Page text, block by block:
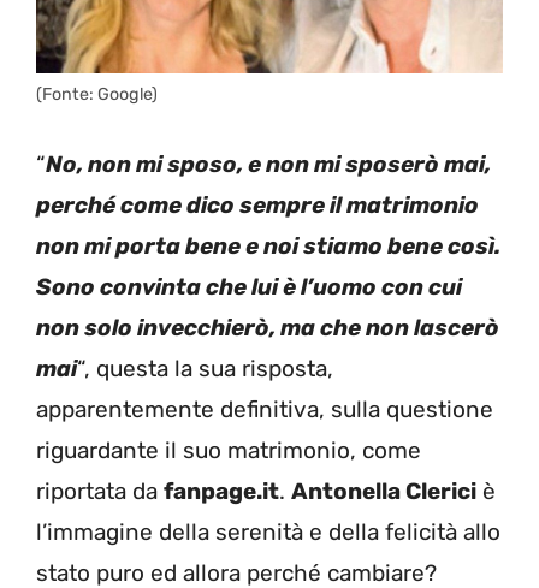
(Fonte: Google)
“No, non mi sposo, e non mi sposerò mai,
perché come dico sempre il matrimonio
non mi porta bene e noi stiamo bene così.
Sono convinta che lui è l’uomo con cui
non solo invecchierò, ma che non lascerò
mai“, questa la sua risposta,
apparentemente definitiva, sulla questione
riguardante il suo matrimonio, come
riportata da fanpage.it. Antonella Clerici è
l’immagine della serenità e della felicità allo
stato puro ed allora perché cambiare?